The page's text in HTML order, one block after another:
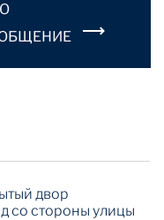
двор
со стороны улицы